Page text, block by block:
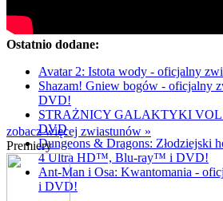
Ostatnio dodane:
Avatar 2: Istota wody - oficjalny
Shazam! Gniew bogów - oficjalny
DVD!
STRAŻNICY GALAKTYKI VOL
DVD
Dungeons & Dragons: Złodziejski
4 Ultra HD™, Blu-ray™ i DVD!
Ant-Man i Osa: Kwantomania -
i DVD!
zobacz więcej zwiastunów »
Premiery